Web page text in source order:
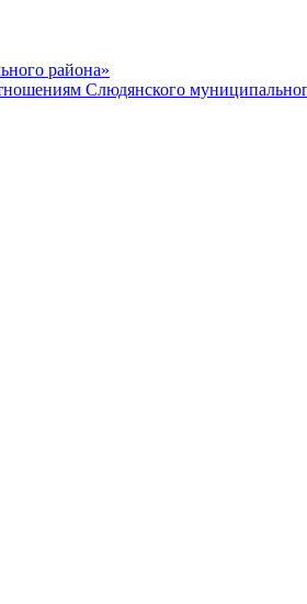
района»
Слюдянского